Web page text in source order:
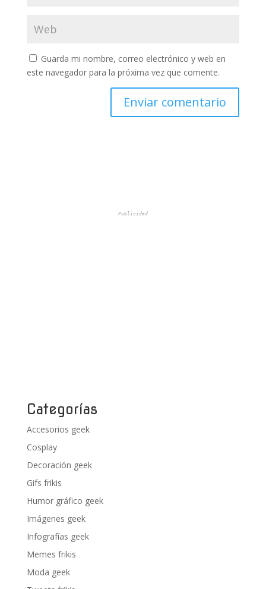
Guarda mi nombre, correo electrónico y web en
este navegador para la próxima vez que comente.
Publicidad
Categorías
Accesorios geek
Cosplay
Decoración geek
Gifs frikis
Humor gráfico geek
Imágenes geek
Infografías geek
Memes frikis
Moda geek